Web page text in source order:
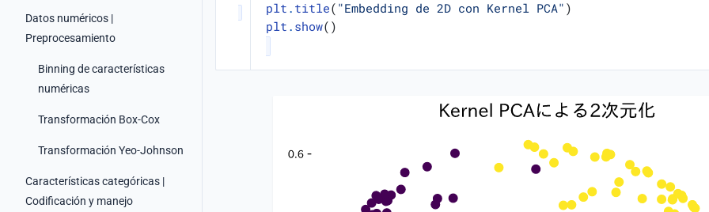
Datos numéricos |
Preprocesamiento
Binning de características
numéricas
Transformación Box-Cox
Transformación Yeo-Johnson
Características categóricas |
Codificación y manejo
plt . title( "Embedding de 2D con Kernel PCA" )
plt . show()